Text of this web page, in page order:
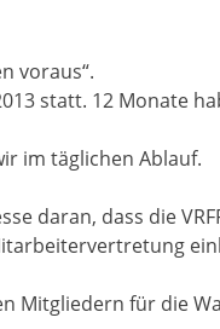
voraus“.
statt. 12 Monate
im täglichen Ablauf.
daran, dass die
Mitgliedern für die